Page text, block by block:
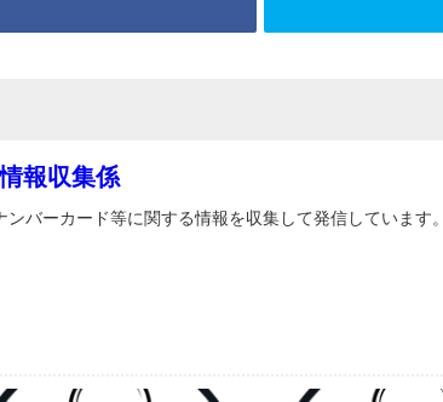
報収集係
バーカード等に関する情報を収集して発信しています。